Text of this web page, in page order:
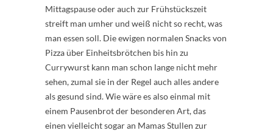
Mittagspause oder auch zur Frühstückszeit
streift man umher und weiß nicht so recht, was
man essen soll. Die ewigen normalen Snacks von
Pizza über Einheitsbrötchen bis hin zu
Currywurst kann man schon lange nicht mehr
sehen, zumal sie in der Regel auch alles andere
als gesund sind. Wie wäre es also einmal mit
einem Pausenbrot der besonderen Art, das
einen vielleicht sogar an Mamas Stullen zur